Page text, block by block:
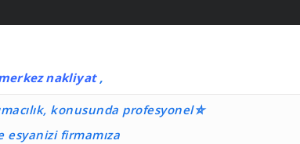
nakliyat,
konusunda profesyonel⛤
esyanizi firmamıza